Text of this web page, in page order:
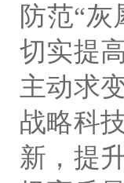
防范“
切实提
主动求
战略科
新，提